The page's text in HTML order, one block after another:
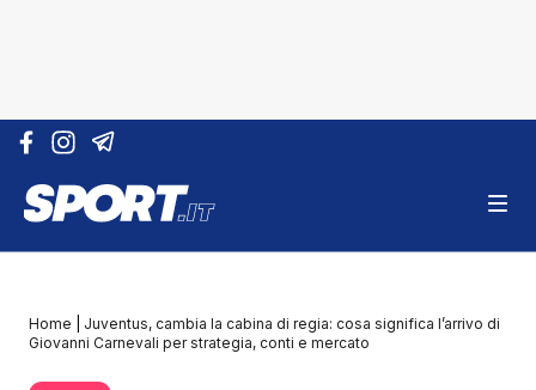
Vai al contenuto
Home
Juventus, cambia la cabina di regia: cosa significa l’arrivo di
Giovanni Carnevali per strategia, conti e mercato